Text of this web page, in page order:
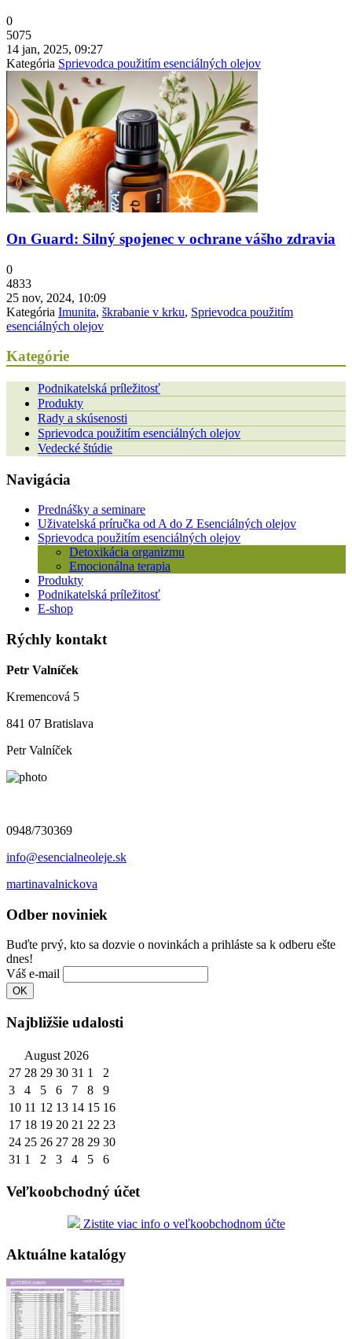
0
5075
14 jan, 2025, 09:27
Kategória Sprievodca použitím esenciálných olejov
On Guard: Silný spojenec v ochrane vášho zdravia
0
4833
25 nov, 2024, 10:09
Kategória Imunita, škrabanie v krku, Sprievodca použitím
esenciálných olejov
Kategórie
Podnikatelská príležitosť
Produkty
Rady a skúsenosti
Sprievodca použitím esenciálných olejov
Vedecké štúdie
Navigácia
Prednášky a seminare
Uživatelská príručka od A do Z Esenciálných olejov
Sprievodca použitím esenciálných olejov
Detoxikácia organizmu
Emocionálna terapia
Produkty
Podnikatelská príležitosť
E-shop
Rýchly kontakt
Petr Valníček
Kremencová 5
841 07 Bratislava
Petr Valníček
0948/730369
info@esencialneoleje.sk
martinavalnickova
Odber noviniek
Buďte prvý, kto sa dozvie o novinkách a prihláste sa k odberu ešte
dnes!
Váš e-mail
Najbližšie udalosti
August 2026
27 28 29 30 31 1
2
3
4 5 6 7 8
9
10 11 12 13 14 15 16
17 18 19 20 21 22 23
24 25 26 27 28 29 30
31 1 2 3 4 5 6
Veľkoobchodný účet
Zistite viac info o veľkoobchodnom účte
Aktuálne katalógy